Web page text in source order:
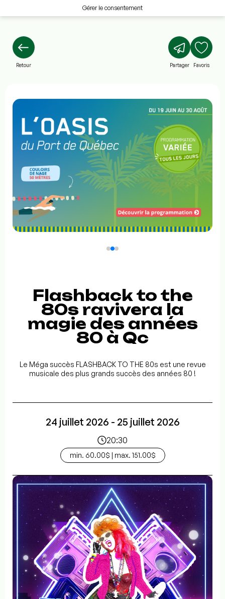
Gérer le consentement
Retour Partager Favoris
Flashback to the
80s ravivera la
magie des années
80 à Qc
Le Méga succès FLASHBACK TO THE 80s est une revue
musicale des plus grands succès des années 80 !
24 juillet 2026 - 25 juillet 2026
20:30
min. 60.00$ | max. 151.00$